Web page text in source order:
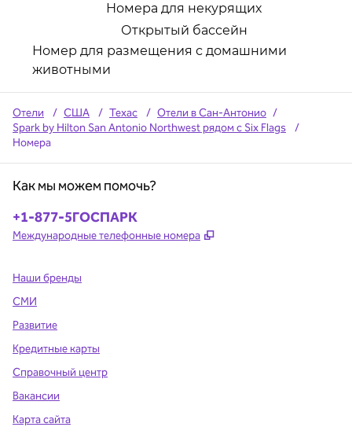
Номера для некурящих
Открытый бассейн
Номер для размещения с домашними
животными
Отели / США / Техас / Отели в Сан-Антонио /
Spark by Hilton San Antonio Northwest рядом с Six Flags
/
Номера
Как мы можем помочь?
Телефон:
+1-877-5ГОСПАРК
Международные телефонные номера ,
Наши бренды
СМИ
Развитие
Кредитные карты
Справочный центр
Вакансии
Карта сайта